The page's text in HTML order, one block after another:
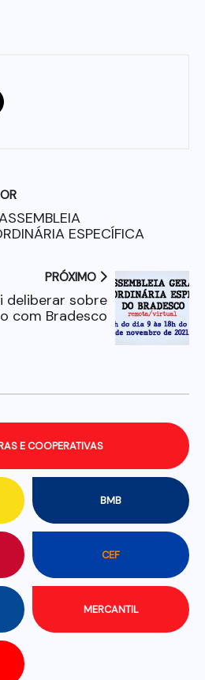
ESPECÍFICA
PRÓXIMO
deliberar sobre
com Bradesco
BMB
CEF
E COOPERATIVAS
MERCANTIL